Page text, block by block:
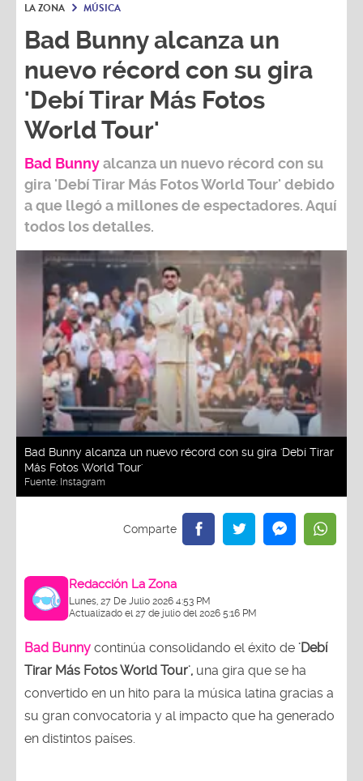
LA ZONA MÚSICA
Bad Bunny alcanza un
nuevo récord con su gira
'Debí Tirar Más Fotos
World Tour'
Bad Bunnyalcanza un nuevo récord con su
gira 'Debí Tirar Más Fotos World Tour' debido
a que llegó a millones de espectadores. Aquí
todos los detalles.
Bad Bunny alcanza un nuevo récord con su gira 'Debí Tirar
Más Fotos World Tour'
Fuente: Instagram
Redacción La Zona
Lunes, 27 De Julio 2026 4:53 PM
Actualizado el 27 de julio del 2026 5:16 PM
Bad Bunny continúa consolidando el éxito de 'Debí
Tirar Más Fotos World Tour', una gira que se ha
convertido en un hito para la música latina gracias a
su gran convocatoria y al impacto que ha generado
en distintos países.